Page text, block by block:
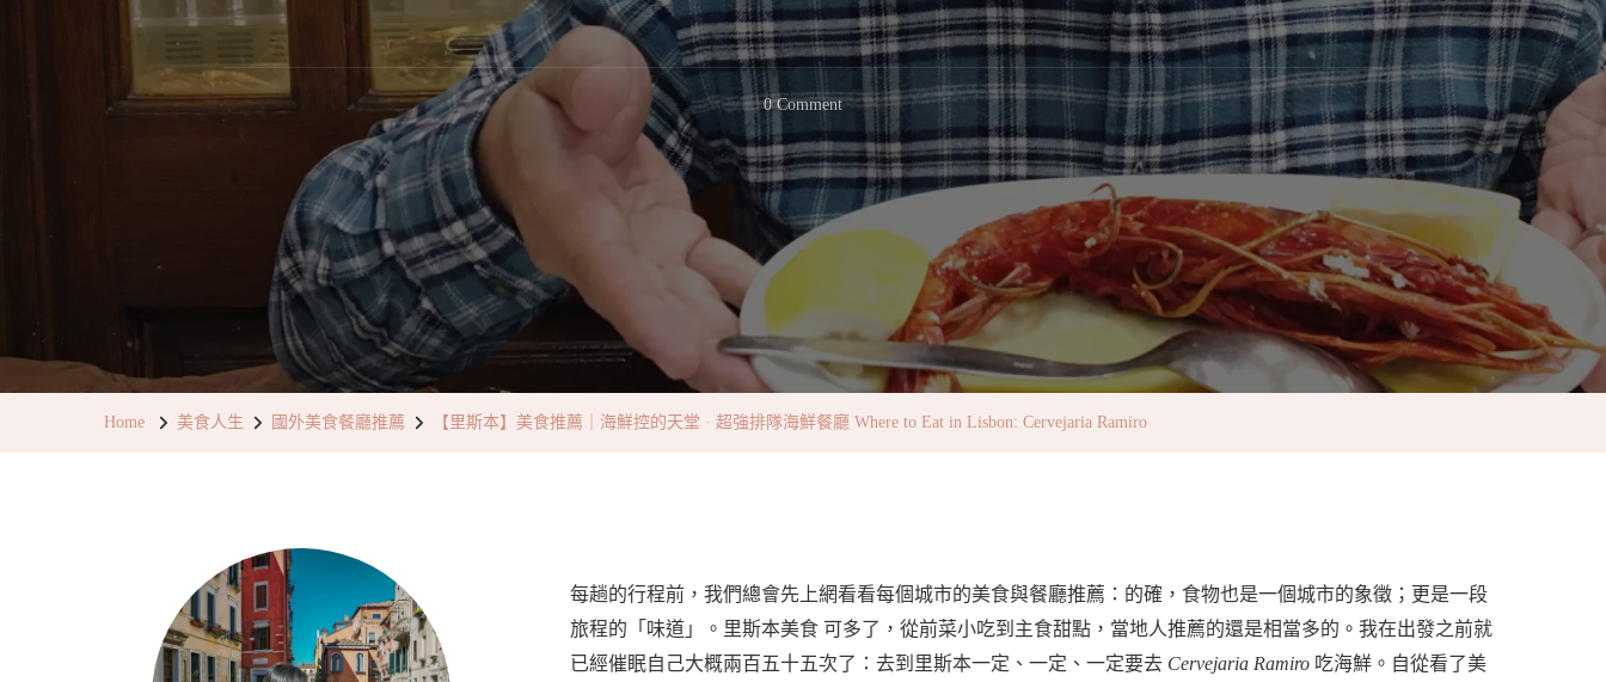
0 CommentOn
【里
斯
本】
｜
海
堂
·
超
Home 美食人生 國外美食餐廳推薦 【里斯本】美食推薦｜海鮮控的天堂 · 超強排隊海鮮餐廳 Where to Eat in Lisbon: Cervejaria Ramiro
每趟的行程前，我們總會先上網看看每個城市的美食與餐廳推薦：的確，食物也是一個城市的象徵；更是一段
旅程的「味道」。里斯本美食 可多了，從前菜小吃到主食甜點，當地人推薦的還是相當多的。我在出發之前就
已經催眠自己大概兩百五十五次了：去到里斯本一定、一定、一定要去 Cervejaria Ramiro 吃海鮮。自從看了美